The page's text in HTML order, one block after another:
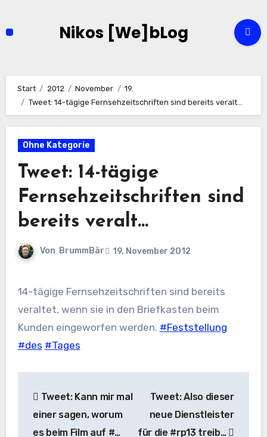
Nikos [We]bLog
Start 2012 November
19.
Tweet: 14-tägige Fernsehzeitschriften sind bereits veralt…
Ohne Kategorie
Tweet: 14-tägige
Fernsehzeitschriften sind
bereits veralt…
Von BrummBär 19. November 2012
14-tägige Fernsehzeitschriften sind bereits
veraltet, wenn sie in den Briefkasten beim
Kunden eingeworfen werden. #Feststellung
#des #Tages
Tweet: Kann mir mal
einer sagen, worum
es beim Film auf #…
Tweet: Also dieser
neue Dienstleister
für die #rp13 treib…